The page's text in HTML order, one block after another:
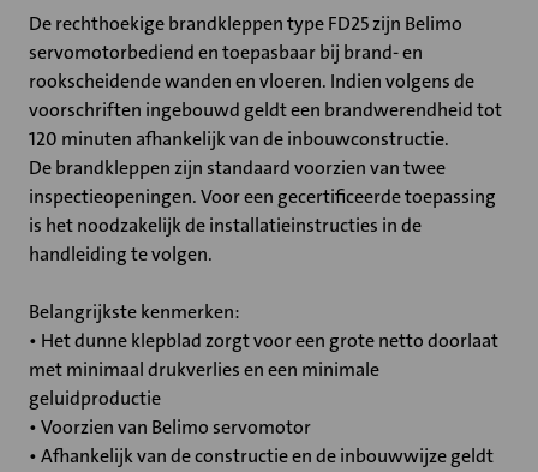
De rechthoekige brandkleppen type FD25 zijn Belimo
servomotorbediend en toepasbaar bij brand- en
rookscheidende wanden en vloeren. Indien volgens de
voorschriften ingebouwd geldt een brandwerendheid tot
120 minuten afhankelijk van de inbouwconstructie.
De brandkleppen zijn standaard voorzien van twee
inspectieopeningen. Voor een gecertificeerde toepassing
is het noodzakelijk de installatieinstructies in de
handleiding te volgen.
Belangrijkste kenmerken:
• Het dunne klepblad zorgt voor een grote netto doorlaat
met minimaal drukverlies en een minimale
geluidproductie
• Voorzien van Belimo servomotor
• Afhankelijk van de constructie en de inbouwwijze geldt